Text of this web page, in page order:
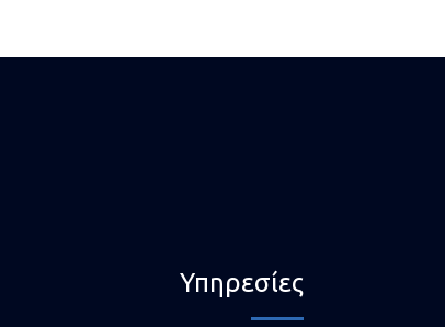
Υπηρεσίες